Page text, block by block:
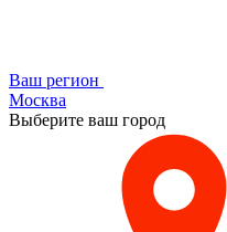
Ваш регион
Москва
Выберите ваш город